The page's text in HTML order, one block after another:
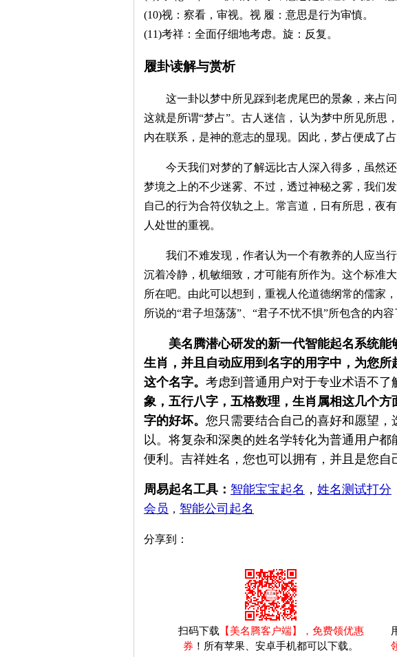
(10)视：察看，审视。视 履：意思是行为审慎。
(11)考祥：全面仔细地考虑。旋：反复。
履卦读解与赏析
这一卦以梦中所见踩到老虎尾巴的景象，来占问
这就是所谓“梦占”。古人迷信， 认为梦中所见所思
内在联系，是神的意志的显现。因此，梦占便成了
今天我们对梦的了解远比古人深入得多，虽然还
梦境之上的不少迷雾、不过，透过神秘之雾，我们
自己的行为合符仪轨之上。常言道，日有所思，夜
人处世的重视。
我们不难发现，作者认为一个有教养的人应当行
沉着冷静，机敏细致，才可能有所作为。这个标准
所在吧。由此可以想到，重视人伦道德纲常的儒家
所说的“君子坦荡荡”、“君子不忧不惧”所包含的内容
美名腾潜心研发的新一代智能起名系统能
生肖，并且自动应用到名字的用字中，为您
这个名字。 考虑到普通用户对于专业术语不了
象，五行八字，五格数理，生肖属相这几个
字的好坏。 您只需要结合自己的喜好和愿望
以。将复杂和深奥的姓名学转化为普通用户
便利。吉祥姓名，您也可以拥有，并且是您自
周易起名工具： 智能宝宝起名 ， 姓名测试打分
会员 ， 智能公司起名
分享到：
扫码下载 【美名腾客户端】，免费领优惠
券 ！所有苹果、安卓手机都可以下载。